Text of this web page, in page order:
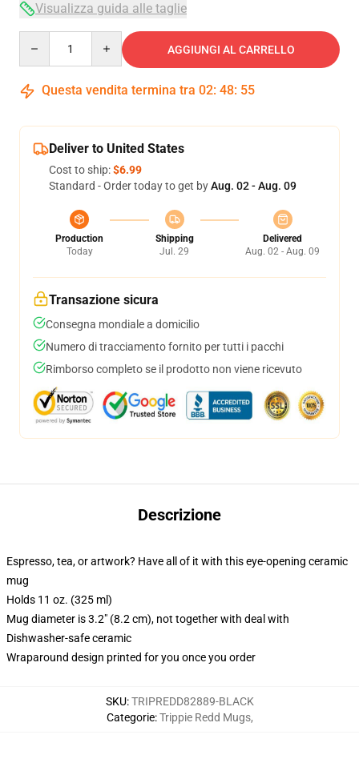
Visualizza guida alle taglie
AGGIUNGI AL CARRELLO
Questa vendita termina tra 02: 48: 54
Deliver to United States
Cost to ship:$6.99
Standard - Order today to get byAug. 02 - Aug. 09
Production
Today
Shipping
Jul. 29
Delivered
Aug. 02 - Aug. 09
Transazione sicura
Consegna mondiale a domicilio
Numero di tracciamento fornito per tutti i pacchi
Rimborso completo se il prodotto non viene ricevuto
Descrizione
Espresso, tea, or artwork? Have all of it with this eye-opening ceramic
mug
Holds 11 oz. (325 ml)
Mug diameter is 3.2" (8.2 cm), not together with deal with
Dishwasher-safe ceramic
Wraparound design printed for you once you order
SKU:TRIPREDD82889-BLACK
Categorie:Trippie Redd Mugs,